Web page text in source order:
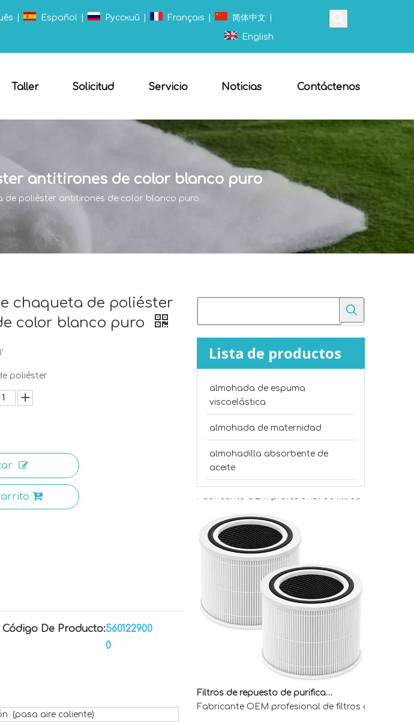
Español Pусский Français 简体中文
English
Taller Solicitud Servicio Noticias Contáctenos
antitirones de color blanco puro
de poliéster antitirones de color blanco puro
chaqueta de poliéster
color blanco puro
poliéster
Código De Producto:560122900
0
(pasa aire caliente)
Lista de productos
almohada de espuma
viscoelástica
almohada de maternidad
almohadilla absorbente de
aceite
¿Cuál es la diferencia entre el fieltro punzonado y el algodón poliéster?
Filtros de repuesto de purificador de aire OEM para compradores mayoristas